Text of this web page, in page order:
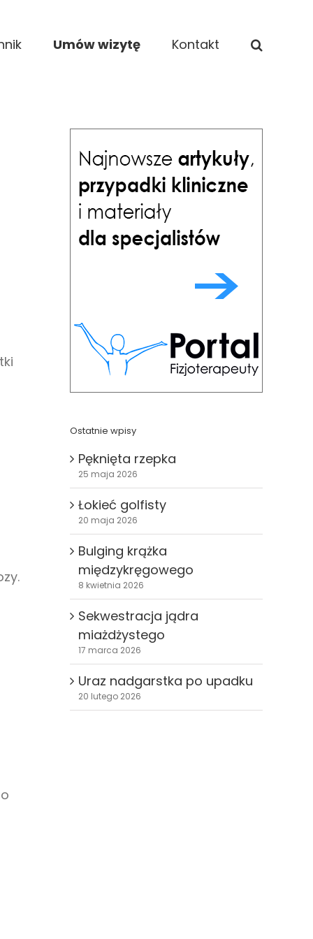
Umów wizytę Kontakt
Ostatnie wpisy
Pęknięta rzepka
25 maja 2026
Łokieć golfisty
20 maja 2026
Bulging krążka
międzykręgowego
8 kwietnia 2026
Sekwestracja jądra
miażdżystego
17 marca 2026
Uraz nadgarstka po upadku
20 lutego 2026